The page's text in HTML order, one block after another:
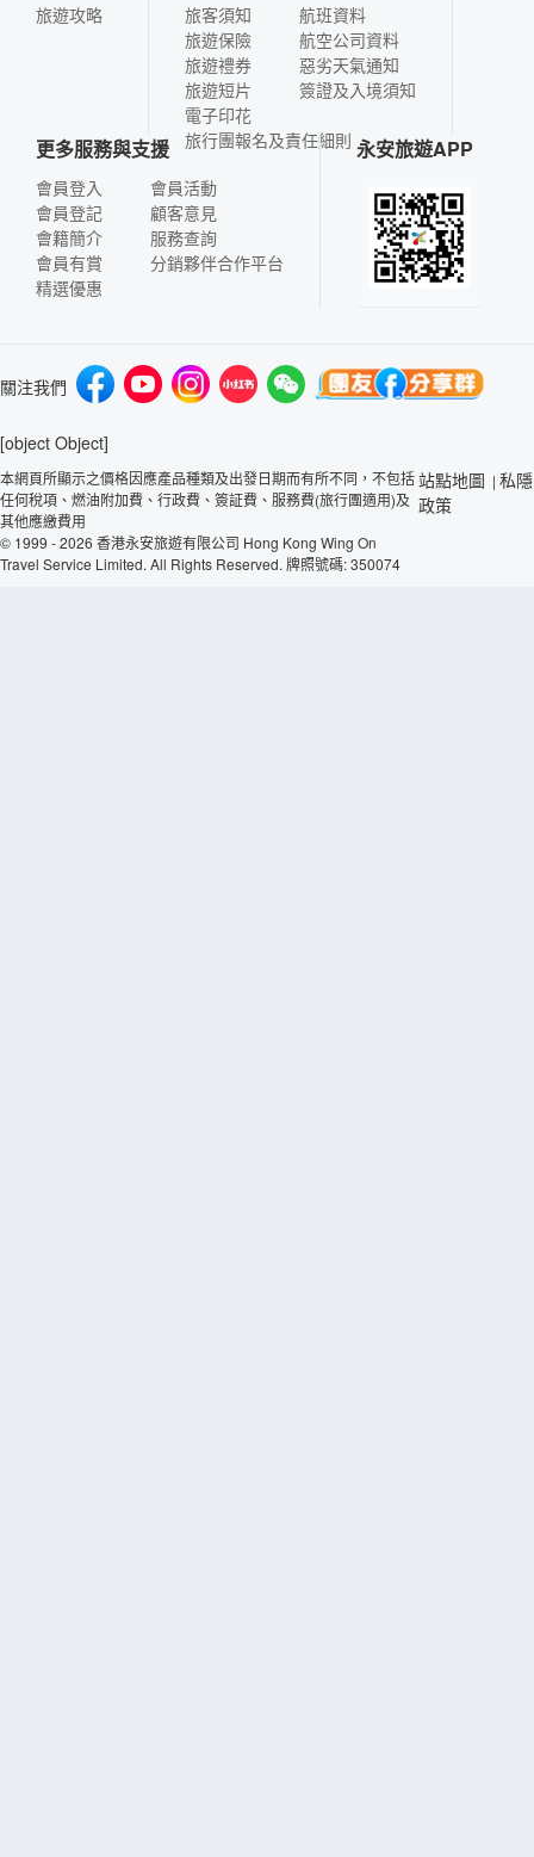
旅遊攻略
旅客須知
旅遊保險
旅遊禮券
旅遊短片
電子印花
航班資料
航空公司資料
惡劣天氣通知
簽證及入境須知
旅行團報名及責任細則
更多服務與支援
會員登入
會員登記
會籍簡介
會員有賞
精選優惠
會員活動
顧客意見
服務查詢
分銷夥伴合作平台
永安旅遊APP
關注我們
[object Object]
本網頁所顯示之價格因應產品種類及出發日期而有所不同，不包括
任何稅項、燃油附加費、行政費、簽証費、服務費(旅行團適用)及
其他應繳費用
© 1999 - 2026 香港永安旅遊有限公司 Hong Kong Wing On
Travel Service Limited. All Rights Reserved. 牌照號碼: 350074
站點地圖 | 私隱
政策